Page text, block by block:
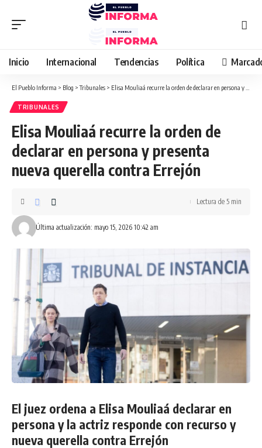
Inicio Internacional Tendencias Política
El Pueblo Informa > Blog >Tribunales > Elisa Mouliaá recurre la orden de declarar en persona y presenta nueva querella contra Errejón
TRIBUNALES
Elisa Mouliaá recurre la orden de
declarar en persona y presenta
nueva querella contra Errejón
Última actualización: mayo 15, 2026 10:42 am
Lectura de 5 min
El juez ordena a Elisa Mouliaá declarar en
persona y la actriz responde con recurso y
nueva querella contra Errejón